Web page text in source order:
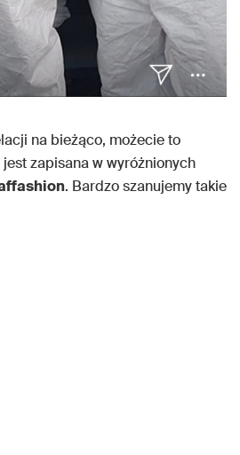
na bieżąco, możecie to
zapisana w wyróżnionych
. Bardzo szanujemy takie